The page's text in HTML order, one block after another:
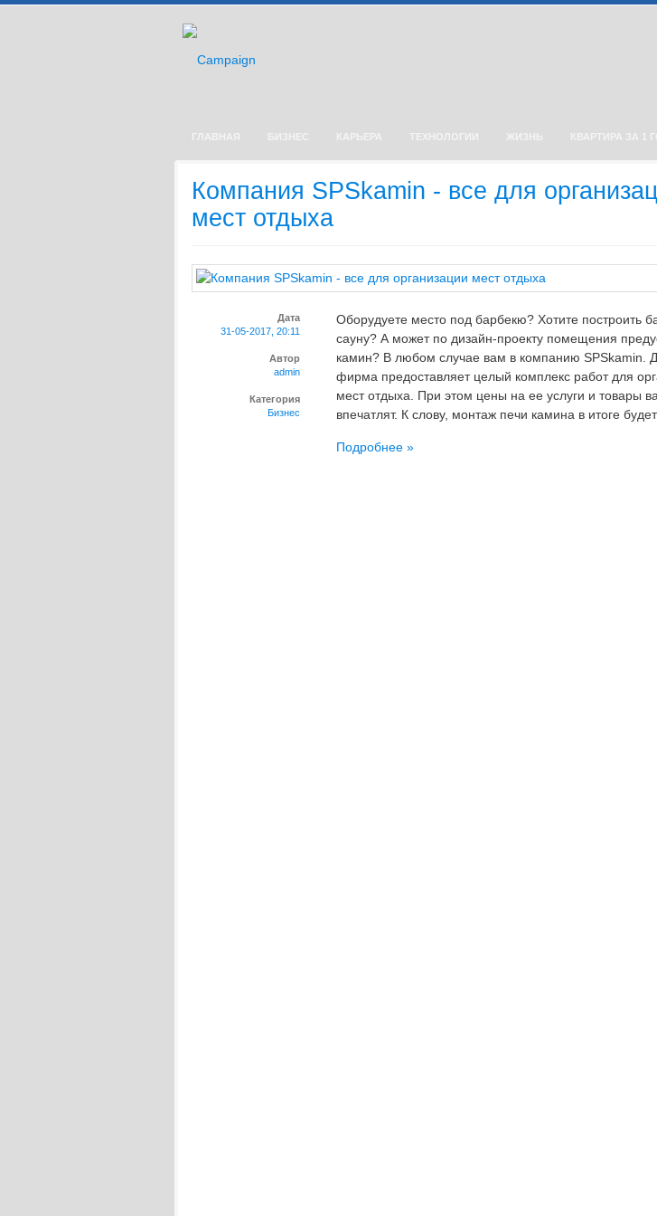
ГЛАВНАЯ БИЗНЕС КАРЬЕРА ТЕХНОЛОГИИ ЖИЗНЬ КВАРТИРА ЗА 1
Компания SPSkamin - все для
мест отдыха
Дата
31-05-2017, 20:11
Автор
admin
Категория
Бизнес
Оборудуете место под барбекю? Хотите построить
сауну? А может по дизайн-проекту помещения
камин? В любом случае вам в компанию SPSkamin.
фирма предоставляет целый комплекс работ для
мест отдыха. При этом цены на ее услуги и товары
впечатлят. К слову, монтаж печи камина в итоге будет
Подробнее »